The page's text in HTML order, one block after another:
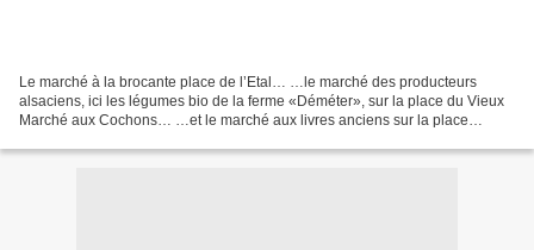
Le marché à la brocante place de l’Etal… …le marché des producteurs
alsaciens, ici les légumes bio de la ferme «Déméter», sur la place du Vieux
Marché aux Cochons… …et le marché aux livres anciens sur la place